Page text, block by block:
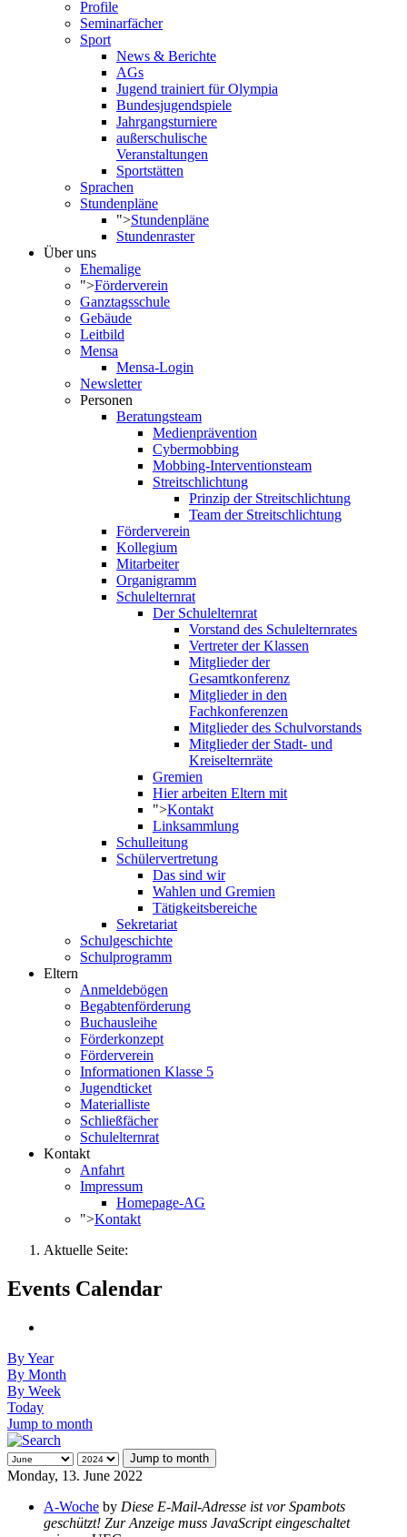
Profile
Seminarfächer
Sport
News & Berichte
AGs
Jugend trainiert für Olympia
Bundesjugendspiele
Jahrgangsturniere
außerschulische
Veranstaltungen
Sportstätten
Sprachen
Stundenpläne
">Stundenpläne
Stundenraster
Über uns
Ehemalige
">Förderverein
Ganztagsschule
Gebäude
Leitbild
Mensa
Mensa-Login
Newsletter
Personen
Beratungsteam
Medienprävention
Cybermobbing
Mobbing-Interventionsteam
Streitschlichtung
Prinzip der Streitschlichtung
Team der Streitschlichtung
Förderverein
Kollegium
Mitarbeiter
Organigramm
Schulelternrat
Der Schulelternrat
Vorstand des Schulelternrates
Vertreter der Klassen
Mitglieder der
Gesamtkonferenz
Mitglieder in den
Fachkonferenzen
Mitglieder des Schulvorstands
Mitglieder der Stadt- und
Kreiselternräte
Gremien
Hier arbeiten Eltern mit
">Kontakt
Linksammlung
Schulleitung
Schülervertretung
Das sind wir
Wahlen und Gremien
Tätigkeitsbereiche
Sekretariat
Schulgeschichte
Schulprogramm
Eltern
Anmeldebögen
Begabtenförderung
Buchausleihe
Förderkonzept
Förderverein
Informationen Klasse 5
Jugendticket
Materialliste
Schließfächer
Schulelternrat
Kontakt
Anfahrt
Impressum
Homepage-AG
">Kontakt
Aktuelle Seite:
Events Calendar
By Year
By Month
By Week
Today
Jump to month
Jump to month
Monday, 13. June 2022
A-Woche by Diese E-Mail-Adresse ist vor Spambots
geschützt! Zur Anzeige muss JavaScript eingeschaltet